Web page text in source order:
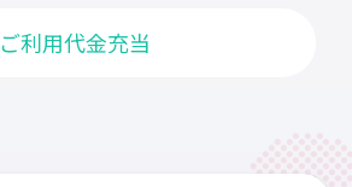
ご利用代金充当